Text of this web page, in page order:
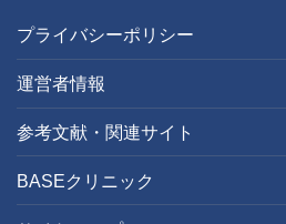
プライバシーポリシー
運営者情報
参考文献・関連サイト
BASEクリニック